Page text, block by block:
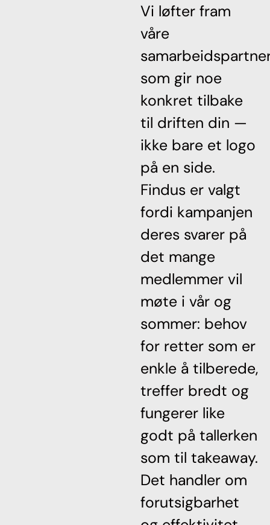
Vi løfter fram
våre
som gir noe
konkret tilbake
til driften din —
ikke bare et logo
på en side.
Findus er valgt
fordi kampanjen
deres svarer på
det mange
medlemmer vil
møte i vår og
sommer: behov
for retter som er
enkle å tilberede,
treffer bredt og
fungerer like
godt på tallerken
som til takeaway.
Det handler om
forutsigbarhet